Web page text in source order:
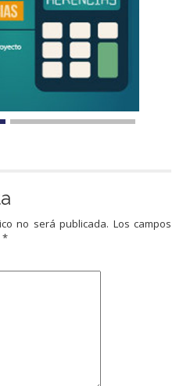
no será publicada. Los campos
*